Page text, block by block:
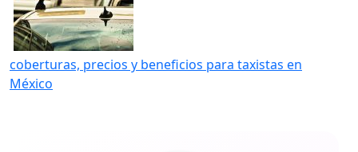
coberturas, precios y beneficios para taxistas en
México